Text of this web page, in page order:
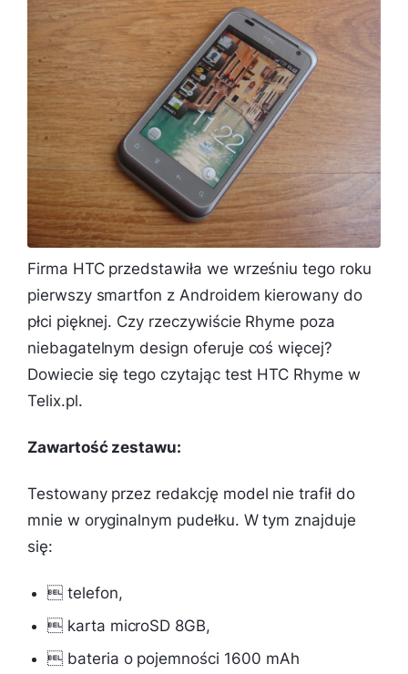
Firma HTC przedstawiła we wrześniu tego roku
pierwszy smartfon z Androidem kierowany do
płci pięknej. Czy rzeczywiście Rhyme poza
niebagatelnym design oferuje coś więcej?
Dowiecie się tego czytając test HTC Rhyme w
Telix.pl.
Zawartość zestawu:
Testowany przez redakcję model nie trafił do
mnie w oryginalnym pudełku. W tym znajduje
się:
 telefon,
 karta microSD 8GB,
 bateria o pojemności 1600 mAh